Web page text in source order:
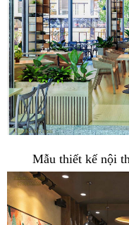
Mẫu thiết kế nội